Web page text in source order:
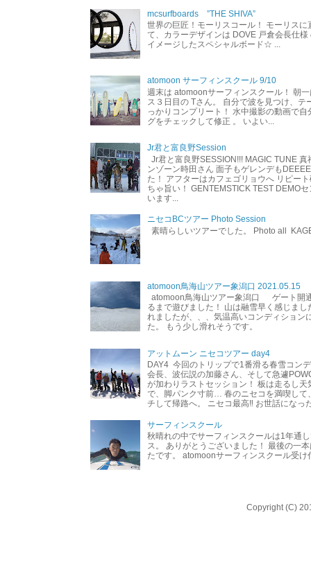
mcsurfboards ”THE SHIVA”
世界の巨匠！モーリスコール！ モーリスに
て、カラーデザインは DOVE 戸倉会長仕様
イメージしたスペシャルボード☆ ...
atomoon サーフィンスクール 9/10
週末は atomoonサーフィンスクール！ 朝
ス３日目の Tさん。 自分で波を見つけ、テ
っかりコンプリート！ 水中撮影の動画で自
グをチェックして修正 。 いよい...
Jr君と富良野Session
Jr君と富良野SESSION!!! MAGIC TUNE 真
ンゾーン時田さん 面子もゲレンデも
た！ アフターはカフェゴリョウへ リピー
ちゃ旨い！ GENTEMSTICK TEST DEMO
います...
ニセコBCツアー Photo Session
素晴らしいツアーでした。 Photo all
atomoon鳥海山ツアー象潟口 2021.05.15
atomoon鳥海山ツアー象潟口 ゲート開
るまで遊びました！ 山は融雪早く感じまし
れましたが、、、気温高いコンディション
た。 もう少し滑れそうです。
アットムーン ニセコツアー day4
DAY4 今回のトリップで1番滑る春雪コン
会長、波伝説の加藤さん、そして急遽
が加わりラストセッション！ 板は走るし天
で、脚パンク寸前… 春のニセコを満喫して
チして帰路へ。 ニセコ最高‼︎ お世話になっ
サーフィンスクール
秋晴れの中でサーフィンスクールは1年通
ス。 ありがとうございました！ 最後の一
たです。 atomoonサーフィンスクール受け
Copyright (C)